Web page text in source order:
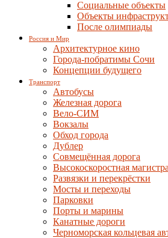
Социальные объекты
Объекты
После олимпиады
Россия и Мир
Архитектурное кино
Города-побратимы Сочи
Концепции будущего
Транспорт
Автобусы
Железная дорога
Вело-СИМ
Вокзалы
Обход города
Дублер
Совмещённая дорога
Высокоскоростная
Развязки и перекрёстки
Мосты и переходы
Парковки
Порты и марины
Канатные дороги
Черноморская кольцевая